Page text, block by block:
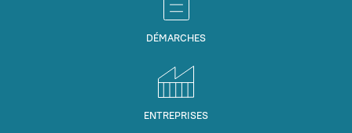
DÉMARCHES
ENTREPRISES